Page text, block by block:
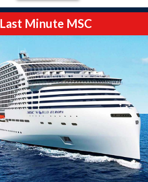
Last Minute MSC